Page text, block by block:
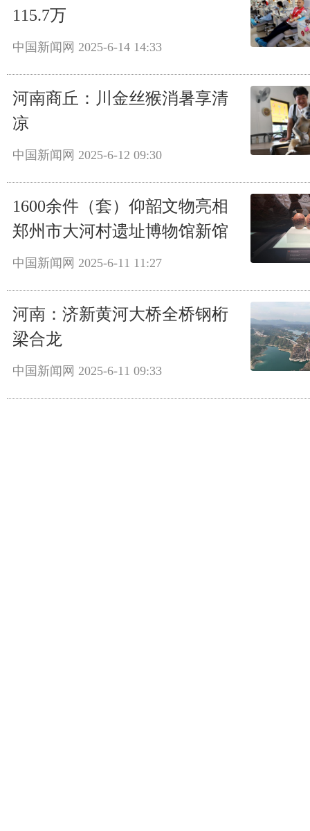
115.7万
中国新闻网 2025-6-14 14:33
河南商丘：川金丝猴消暑享清
凉
中国新闻网 2025-6-12 09:30
1600余件（套）仰韶文物亮相
郑州市大河村遗址博物馆新馆
中国新闻网 2025-6-11 11:27
河南：济新黄河大桥全桥钢桁
梁合龙
中国新闻网 2025-6-11 09:33